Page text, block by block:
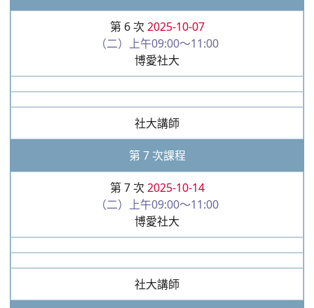
第 6 次 2025-10-07
（二）上午09:00～11:00
博愛社大
社大講師
第 7 次課程
第 7 次 2025-10-14
（二）上午09:00～11:00
博愛社大
社大講師